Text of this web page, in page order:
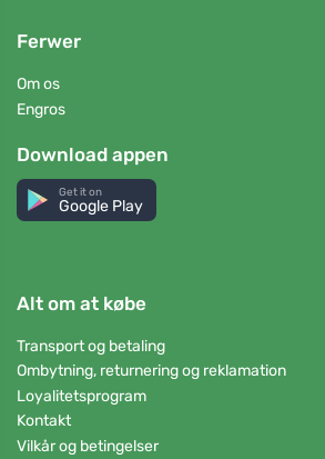
Ferwer
Om os
Engros
Download appen
Get it on
Google Play
Alt om at købe
Transport og betaling
Ombytning, returnering og reklamation
Loyalitetsprogram
Kontakt
Vilkår og betingelser